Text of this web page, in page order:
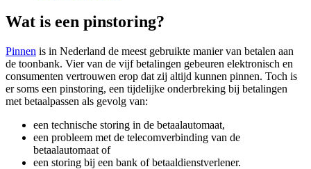
Wat is een pinstoring?
Pinnen is in Nederland de meest gebruikte manier van betalen aan
de toonbank. Vier van de vijf betalingen gebeuren elektronisch en
consumenten vertrouwen erop dat zij altijd kunnen pinnen. Toch is
er soms een pinstoring, een tijdelijke onderbreking bij betalingen
met betaalpassen als gevolg van:
een technische storing in de betaalautomaat,
een probleem met de telecomverbinding van de
betaalautomaat of
een storing bij een bank of betaaldienstverlener.